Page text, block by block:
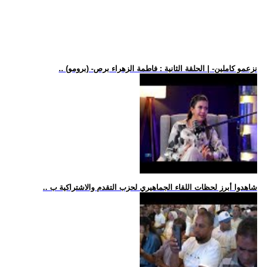
.. (برومو) -نزعمو كاملين- | الحلقة الثانية : فاطمة الزهراء برص
.. شاهدوا أبرز لحظات اللقاء الجماهيري لحزب التقدم والاشتراكية ب